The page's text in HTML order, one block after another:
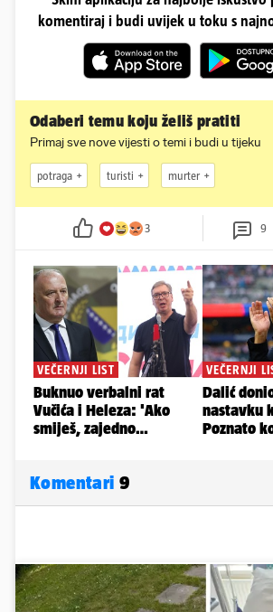
komentiraj i budi uvijek u toku s
Odaberi temu koju želiš pratiti
Primaj sve nove vijesti o temi i budi u tijeku
potraga turisti murter
3 9
Komentari 9